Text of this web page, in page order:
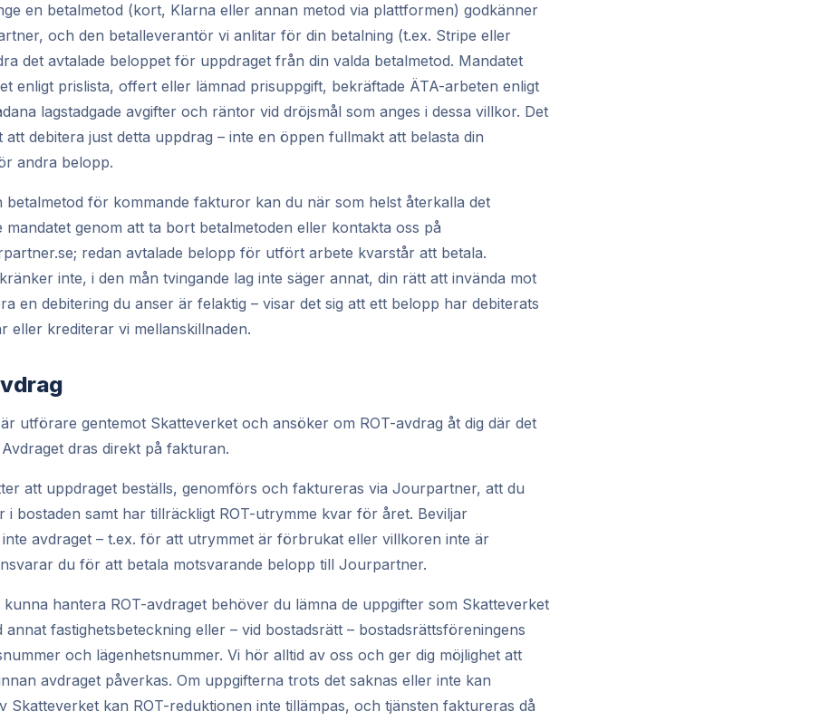
en betalmetod (kort, Klarna eller annan metod via plattformen) godkänner
och den betalleverantör vi anlitar för din betalning (t.ex. Stripe eller
det avtalade beloppet för uppdraget från din valda betalmetod. Mandatet
enligt prislista, offert eller lämnad prisuppgift, bekräftade ÄTA-arbeten enligt
lagstadgade avgifter och räntor vid dröjsmål som anges i dessa villkor. Det
att debitera just detta uppdrag – inte en öppen fullmakt att belasta din
andra belopp.
betalmetod för kommande fakturor kan du när som helst återkalla det
mandatet genom att ta bort betalmetoden eller kontakta oss på
redan avtalade belopp för utfört arbete kvarstår att betala.
inte, i den mån tvingande lag inte säger annat, din rätt att invända mot
en debitering du anser är felaktig – visar det sig att ett belopp har debiterats
eller krediterar vi mellanskillnaden.
utförare gentemot Skatteverket och ansöker om ROT-avdrag åt dig där det
dras direkt på fakturan.
att uppdraget beställs, genomförs och faktureras via Jourpartner, att du
i bostaden samt har tillräckligt ROT-utrymme kvar för året. Beviljar
avdraget – t.ex. för att utrymmet är förbrukat eller villkoren inte är
du för att betala motsvarande belopp till Jourpartner.
kunna hantera ROT-avdraget behöver du lämna de uppgifter som Skatteverket
annat fastighetsbeteckning eller – vid bostadsrätt – bostadsrättsföreningens
och lägenhetsnummer. Vi hör alltid av oss och ger dig möjlighet att
avdraget påverkas. Om uppgifterna trots det saknas eller inte kan
Skatteverket kan ROT-reduktionen inte tillämpas, och tjänsten faktureras då